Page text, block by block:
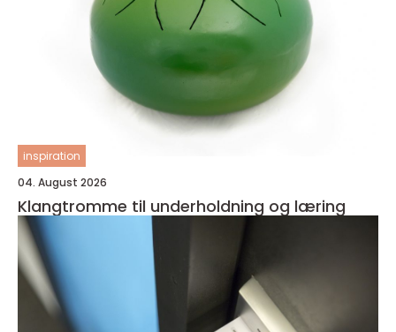
inspiration
04. August 2026
Klangtromme til underholdning og læring